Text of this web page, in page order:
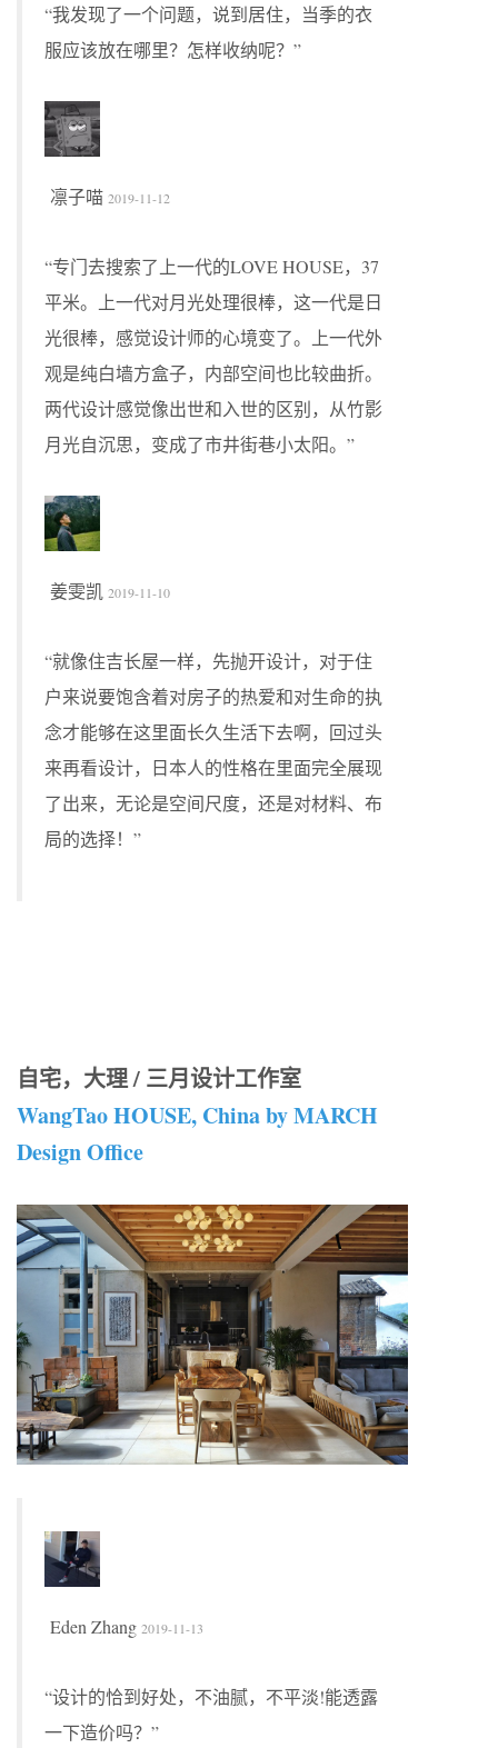
“我发现了一个问题，说到居住，当季的衣
服应该放在哪里？怎样收纳呢？”
凛子喵 2019-11-12
“专门去搜索了上一代的LOVE HOUSE，37
平米。上一代对月光处理很棒，这一代是日
光很棒，感觉设计师的心境变了。上一代外
观是纯白墙方盒子，内部空间也比较曲折。
两代设计感觉像出世和入世的区别，从竹影
月光自沉思，变成了市井街巷小太阳。”
姜雯凯 2019-11-10
“就像住吉长屋一样，先抛开设计，对于住
户来说要饱含着对房子的热爱和对生命的执
念才能够在这里面长久生活下去啊，回过头
来再看设计，日本人的性格在里面完全展现
了出来，无论是空间尺度，还是对材料、布
局的选择！”
自宅，大理 / 三月设计工作室
WangTao HOUSE, China by MARCH
Design Office
Eden Zhang 2019-11-13
“设计的恰到好处，不油腻，不平淡!能透露
一下造价吗？”